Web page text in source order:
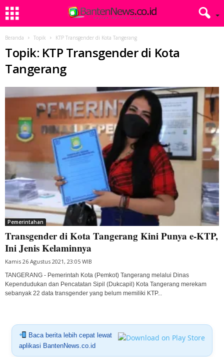
Beranda Topik KTP Transgender di Kota Tangerang
Topik: KTP Transgender di Kota
Tangerang
Pemerintahan
Transgender di Kota Tangerang Kini Punya e-KTP,
Ini Jenis Kelaminnya
Kamis 26 Agustus 2021, 23:05 WIB
TANGERANG - Pemerintah Kota (Pemkot) Tangerang melalui Dinas
Kependudukan dan Pencatatan Sipil (Dukcapil) Kota Tangerang merekam
sebanyak 22 data transgender yang belum memiliki KTP...
Baca berita lebih cepat lewat
aplikasi BantenNews.co.id